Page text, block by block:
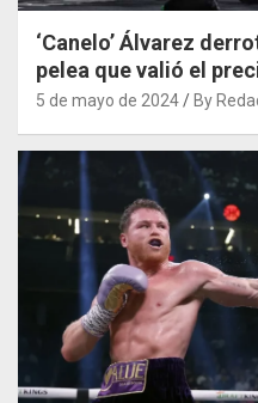
‘Canelo’ Álvarez
pelea que valió el
5 de mayo de 2024 By